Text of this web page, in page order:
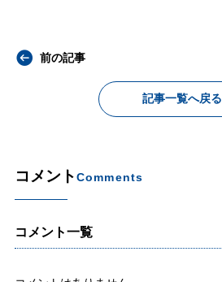
前の記事
記事一覧へ戻る
コメントComments
コメント一覧